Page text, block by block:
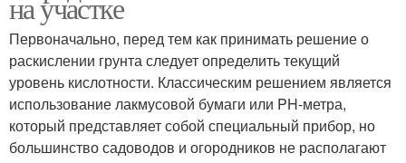
Первоначально, перед тем как принимать решение о
раскислении грунта следует определить текущий
уровень кислотности. Классическим решением является
использование лакмусовой бумаги или PH-метра,
который представляет собой специальный прибор, но
большинство садоводов и огородников не располагают